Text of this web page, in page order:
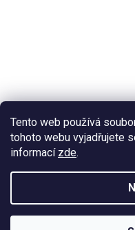
Tento web používá
tohoto webu vyjadřujete
informací zde.